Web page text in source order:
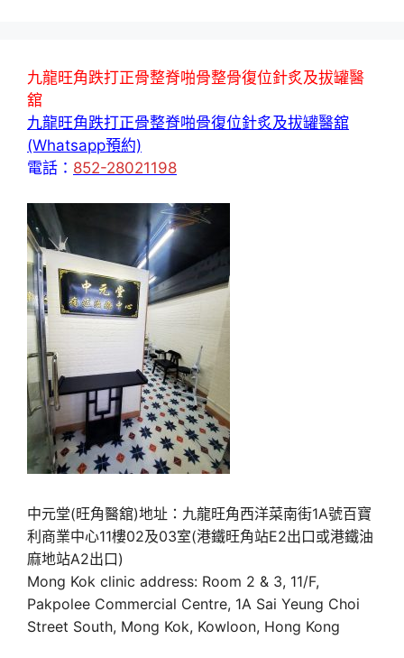
九龍旺角跌打正骨整脊啪骨整骨復位針炙及拔罐醫
舘
九龍旺角跌打正骨整脊啪骨復位針炙及拔罐醫舘
(Whatsapp預約)
電話： 852-28021198
中元堂(旺角醫舘)地址：九龍旺角西洋菜南街1A號百寶
利商業中心11樓02及03室(港鐵旺角站E2出口或港鐵油
麻地站A2出口)
Mong Kok clinic address: Room 2 & 3, 11/F,
Pakpolee Commercial Centre, 1A Sai Yeung Choi
Street South, Mong Kok, Kowloon, Hong Kong